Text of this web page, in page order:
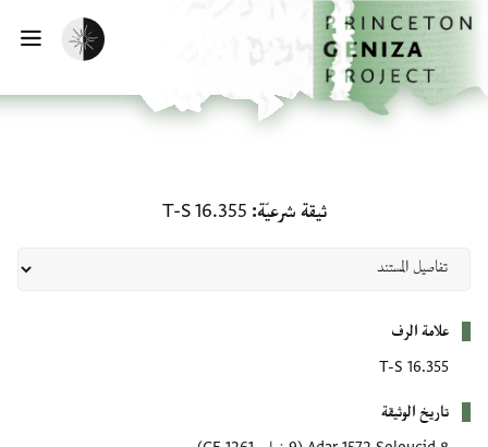
إلى المحتوى الرئيسي
الرئيسية
تفعيل الوضع المظلم
ثيقة شرعيّة T-S 16.355
علامة الرف
T-S 16.355
تاريخ الوثيقة